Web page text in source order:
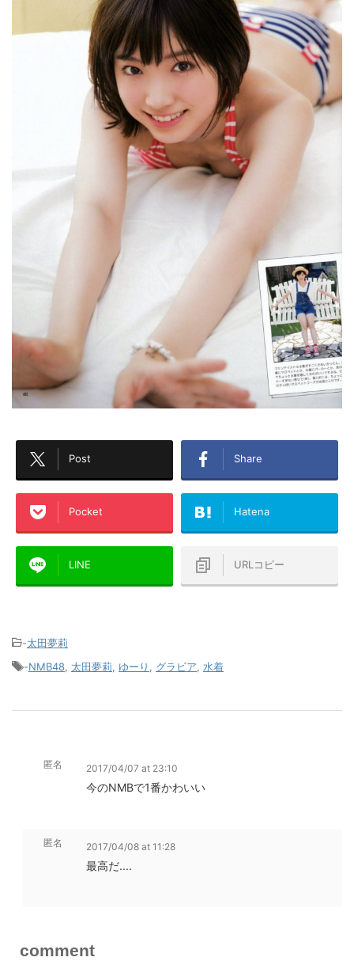
Post Share
Pocket Hatena
LINE URLコピー
-太田夢莉
-NMB48, 太田夢莉, ゆーり , グラビア, 水着
匿名 2017/04/07 at 23:10
今のNMBで1番かわいい
匿名 2017/04/08 at 11:28
最高だ....
comment